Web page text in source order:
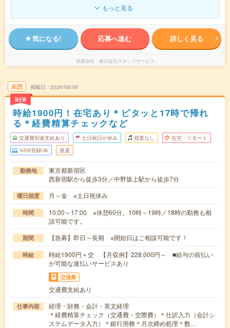
もっと見る
気になる! 応募へ進む 詳しく見る
派遣会社 株式会社スタッフサービス
未読
NEW
掲載日 2026/08/06
時給1900円！在宅あり＊ピタッと17時で帰れ
る＊経費精算チェックなど
交通費別途支給あり 土日祝日が休み 残業なし 在宅・リモート
WEB登録OK 派遣
勤務地
東京都新宿区
西新宿駅から徒歩3分／中野坂上駅から徒歩7分
曜日頻度 月～金 ※土日祝休み
時間
10:00～17:00 ※休憩60分。10時～19時／18時の勤務も相
談可能です。
期間 【急募】即日～長期 ※開始日はご相談可能です！
時給
時給1900円＋交 【月収例】228,000円～ ■給与の前払い
が可能な速払いサービスあり
交通費
交通費支給あり
仕事内容
経理・財務・会計・英文経理
＊経費精算チェック（交通費・交際費）＊仕訳入力（会計シ
ステムデータ入力）＊銀行用務＊月次締め処理＊数…